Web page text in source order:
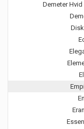
Demeter